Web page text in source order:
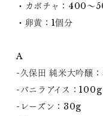
・カボチャ：400
・卵黄：1個分
A
-久保田 純米大吟醸
-バニラアイス：100g
-レーズン：30g